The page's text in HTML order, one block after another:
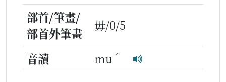
部首/筆畫/
部首外筆畫
毋/0/5
音讀 mu ˊ